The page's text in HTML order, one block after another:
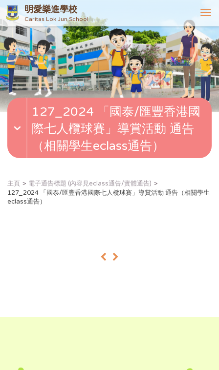
明愛樂進學校
Caritas Lok Jun School
T
o
g
g
l
e
n
v
i
127_2024 「國泰/匯豐香港國
際七人欖球賽」導賞活動 通告
（相關學生eclass通告）
主頁
電子通告標題 (內容見eclass通告/實體通告)
127_2024 「國泰/匯豐香港國際七人欖球賽」導賞活動 通告（相關學生
eclass通告）
« »